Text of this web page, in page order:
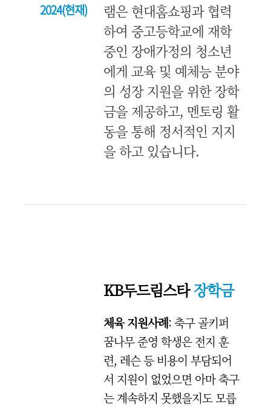
2024(현재)
램은 현대홈쇼핑과 협력
하여 중고등학교에 재학
중인 장애가정의 청소년
에게 교육 및 예체능 분야
의 성장 지원을 위한 장학
금을 제공하고, 멘토링 활
동을 통해 정서적인 지지
을 하고 있습니다.
KB두드림스타 장학금
체육 지원사례: 축구 골키퍼
꿈나무 준영 학생은 전지 훈
련, 레슨 등 비용이 부담되어
서 지원이 없었으면 아마 축구
는 계속하지 못했을지도 모릅